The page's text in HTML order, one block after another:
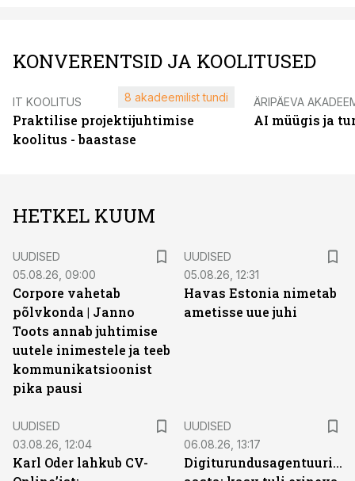
KONVERENTSID JA KOOLITUSED
IT KOOLITUS
Praktilise projektijuhtimise
koolitus - baastase
8 akadeemilist tundi ÄRIPÄEVA
AI müügis ja
HETKEL KUUM
UUDISED
05.08.26, 09:00
Corpore vahetab
põlvkonda | Janno
Toots annab juhtimise
uutele inimestele ja teeb
kommunikatsioonist
pika pausi
UUDISED
05.08.26, 12:31
Havas Estonia nimetab
ametisse uue juhi
UUDISED
03.08.26, 12:04
Karl Oder lahkub CV-
UUDISED
06.08.26, 13:17
Digiturundusagentuuride